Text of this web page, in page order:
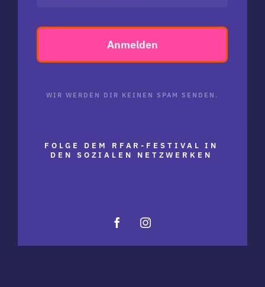
Anmelden
WIR WERDEN DIR KEINEN SPAM SENDEN.
FOLGE DEM RFAR-FESTIVAL IN
DEN SOZIALEN NETZWERKEN